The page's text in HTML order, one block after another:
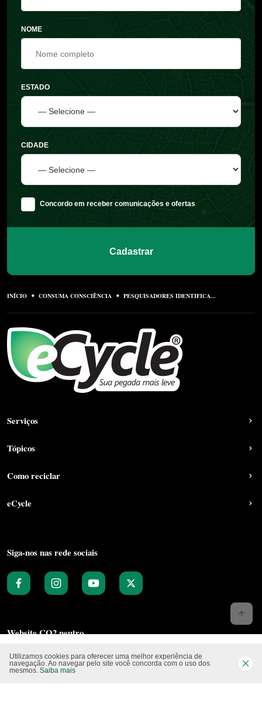
NOME
ESTADO
CIDADE
Concordo em receber comunicações e ofertas
Cadastrar
INÍCIO CONSUMA CONSCIÊNCIA PESQUISADORES IDENTIFICA...
Serviços
Tópicos
Como reciclar
eCycle
Siga-nos nas rede sociais
Website CO2 neutro
Utilizamos cookies para oferecer uma melhor experiência de
navegação. Ao navegar pelo site você concorda com o uso dos
mesmos. Saiba mais